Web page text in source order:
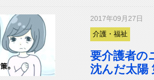
2017年09月27日
介護・福祉
要介護者の
沈んだ太陽